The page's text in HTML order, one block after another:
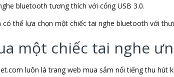
bluetooth tương thích với cổng USB 3.0.
có thể lựa chọn một chiếc tai nghe bluetooth với
một chiếc tai nghe
luôn là trang web mua sắm nổi tiếng thu hút